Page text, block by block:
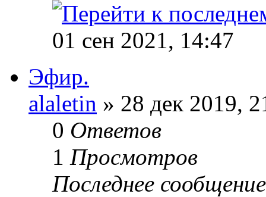
01 сен 2021, 14:47
Эфир.
alaletin » 28 дек 2019,
0 Ответов
1 Просмотров
Последнее